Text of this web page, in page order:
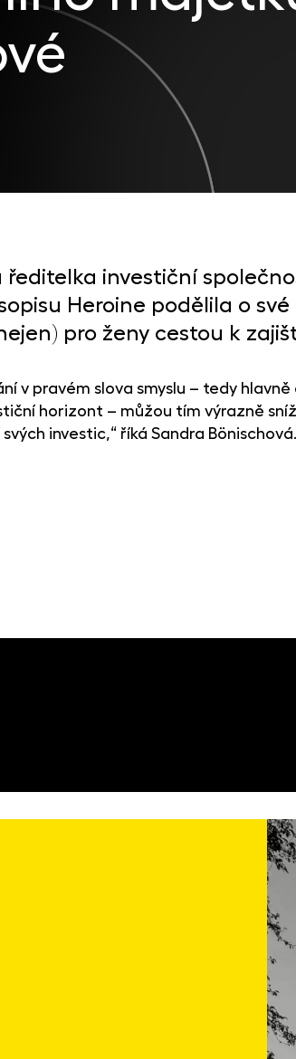
investiční
Heroine podělila o
pro ženy cestou k
v pravém slova smyslu – tedy
horizont – můžou tím výrazně
investic,“ říká Sandra Bönischová.